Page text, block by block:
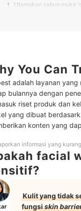
1 Utamakan sabun muka
Facial Wash untuk
juga rekomendasi
You Can
adalah layanan
bulannya dengan
riset produk dan
yang dibuat
konten yang
informasi yang
facial
Kulit yang tidak
fungsiskin